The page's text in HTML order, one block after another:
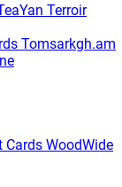
Terroir
Tomsarkgh.am
Cards WoodWide